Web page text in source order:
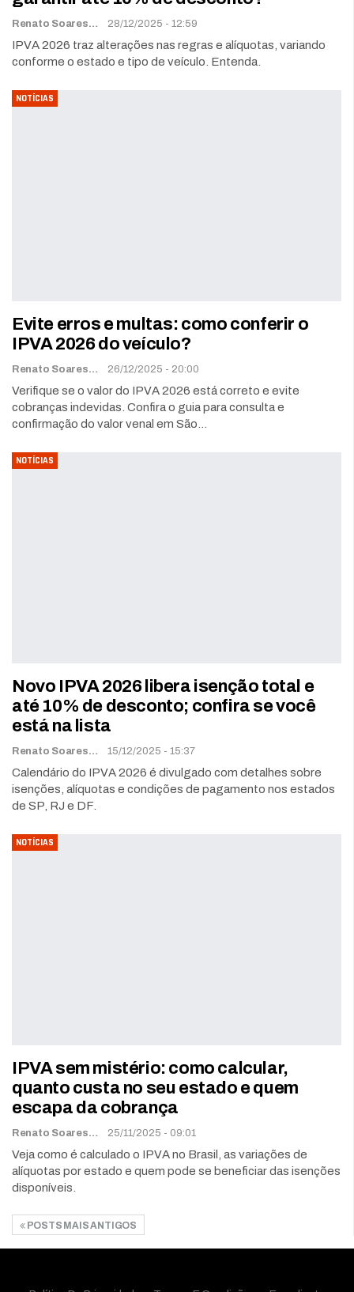
Renato Soares 28/12/2025 - 12:59
IPVA 2026 traz alterações nas regras e alíquotas, variando
conforme o estado e tipo de veículo. Entenda.
NOTÍCIAS
Evite erros e multas: como conferir o
IPVA 2026 do veículo?
Renato Soares 26/12/2025 - 20:00
Verifique se o valor do IPVA 2026 está correto e evite
cobranças indevidas. Confira o guia para consulta e
confirmação do valor venal em São…
NOTÍCIAS
Novo IPVA 2026 libera isenção total e
até 10% de desconto; confira se você
está na lista
Renato Soares 15/12/2025 - 15:37
Calendário do IPVA 2026 é divulgado com detalhes sobre
isenções, alíquotas e condições de pagamento nos estados
de SP, RJ e DF.
NOTÍCIAS
IPVA sem mistério: como calcular,
quanto custa no seu estado e quem
escapa da cobrança
Renato Soares 25/11/2025 - 09:01
Veja como é calculado o IPVA no Brasil, as variações de
alíquotas por estado e quem pode se beneficiar das isenções
disponíveis.
POSTS MAIS ANTIGOS